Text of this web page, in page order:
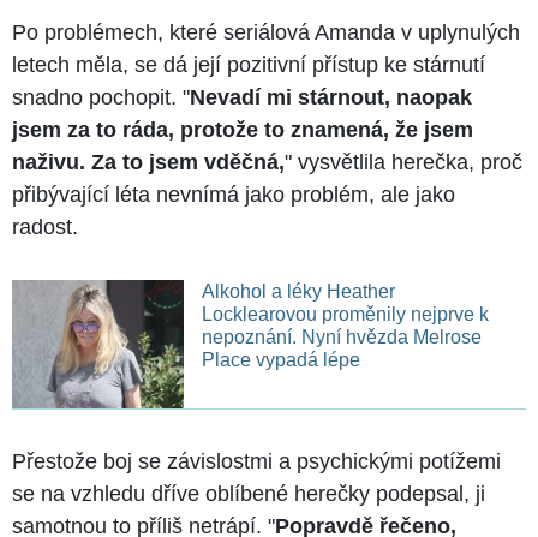
Po problémech, které seriálová Amanda v uplynulých
letech měla, se dá její pozitivní přístup ke stárnutí
snadno pochopit. "Nevadí mi stárnout, naopak
jsem za to ráda, protože to znamená, že jsem
naživu. Za to jsem vděčná," vysvětlila herečka, proč
přibývající léta nevnímá jako problém, ale jako
radost.
Alkohol a léky Heather
Locklearovou proměnily nejprve k
nepoznání. Nyní hvězda Melrose
Place vypadá lépe
Přestože boj se závislostmi a psychickými potížemi
se na vzhledu dříve oblíbené herečky podepsal, ji
samotnou to příliš netrápí. "Popravdě řečeno,